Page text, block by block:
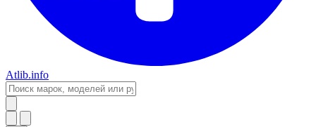
Atlib.info